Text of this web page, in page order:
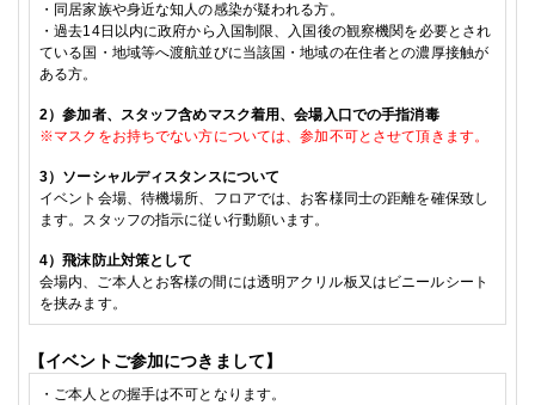
・ 同居家族や身近な知人の感染が疑われる方。
・過去14日以内に政府から入国制限、入国後の観察機関を必要とされ
ている国・地域等へ渡航並びに当該国・地域の在住者との濃厚接触が
ある方。
2）参加者、スタッフ含めマスク着用、会場入口での手指消毒
※マスクをお持ちでない方については、参加不可とさせて頂きます。
3）ソーシャルディスタンスについて
イベント会場、待機場所、フロアでは、お客様同士の距離を確保致し
ます。スタッフの指示に従い行動願います。
4）飛沫防止対策として
会場内、 ご本人 とお客様の間には透明アクリル板又はビニールシート
を挟みます。
【イベントご参加につきまして】
・ ご本人との握手は不可となります。